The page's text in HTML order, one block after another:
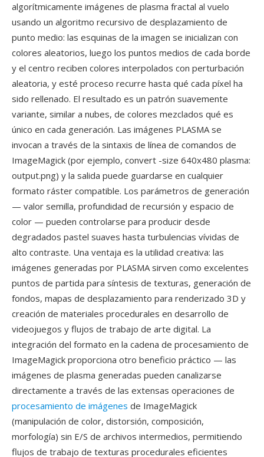
algorítmicamente imágenes de plasma fractal al vuelo
usando un algoritmo recursivo de desplazamiento de
punto medio: las esquinas de la imagen se inicializan con
colores aleatorios, luego los puntos medios de cada borde
y el centro reciben colores interpolados con perturbación
aleatoria, y esté proceso recurre hasta qué cada píxel ha
sido rellenado. El resultado es un patrón suavemente
variante, similar a nubes, de colores mezclados qué es
único en cada generación. Las imágenes PLASMA se
invocan a través de la sintaxis de línea de comandos de
ImageMagick (por ejemplo, convert -size 640x480 plasma:
output.png) y la salida puede guardarse en cualquier
formato ráster compatible. Los parámetros de generación
— valor semilla, profundidad de recursión y espacio de
color — pueden controlarse para producir desde
degradados pastel suaves hasta turbulencias vívidas de
alto contraste. Una ventaja es la utilidad creativa: las
imágenes generadas por PLASMA sirven como excelentes
puntos de partida para síntesis de texturas, generación de
fondos, mapas de desplazamiento para renderizado 3D y
creación de materiales procedurales en desarrollo de
videojuegos y flujos de trabajo de arte digital. La
integración del formato en la cadena de procesamiento de
ImageMagick proporciona otro beneficio práctico — las
imágenes de plasma generadas pueden canalizarse
directamente a través de las extensas operaciones de
procesamiento de imágenes de ImageMagick
(manipulación de color, distorsión, composición,
morfología) sin E/S de archivos intermedios, permitiendo
flujos de trabajo de texturas procedurales eficientes